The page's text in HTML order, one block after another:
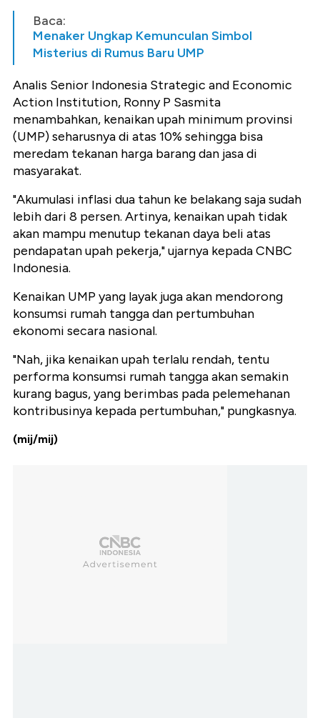
Baca:
Menaker Ungkap Kemunculan Simbol
Misterius di Rumus Baru UMP
Analis Senior Indonesia Strategic and Economic
Action Institution, Ronny P Sasmita
menambahkan, kenaikan upah minimum provinsi
(UMP) seharusnya di atas 10% sehingga bisa
meredam tekanan harga barang dan jasa di
masyarakat.
"Akumulasi inflasi dua tahun ke belakang saja sudah
lebih dari 8 persen. Artinya, kenaikan upah tidak
akan mampu menutup tekanan daya beli atas
pendapatan upah pekerja," ujarnya kepada CNBC
Indonesia.
Kenaikan UMP yang layak juga akan mendorong
konsumsi rumah tangga dan pertumbuhan
ekonomi secara nasional.
"Nah, jika kenaikan upah terlalu rendah, tentu
performa konsumsi rumah tangga akan semakin
kurang bagus, yang berimbas pada pelemehanan
kontribusinya kepada pertumbuhan," pungkasnya.
(mij/mij)